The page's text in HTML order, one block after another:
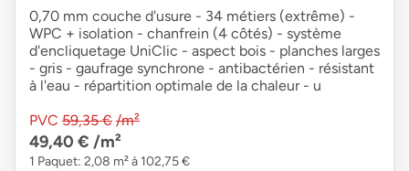
0,70 mm couche d'usure - 34 métiers (extrême) -
WPC + isolation - chanfrein (4 côtés) - système
d'encliquetage UniClic - aspect bois - planches larges
- gris - gaufrage synchrone - antibactérien - résistant
à l'eau - répartition optimale de la chaleur - u
PVC 59,35 € /m²
49,40 € /m²
1 Paquet: 2,08 m² à 102,75 €